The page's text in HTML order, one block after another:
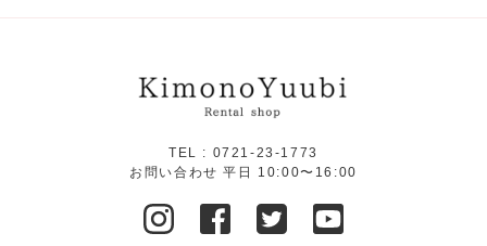
TEL : 0721-23-1773
お問い合わせ 平日 10:00〜16:00